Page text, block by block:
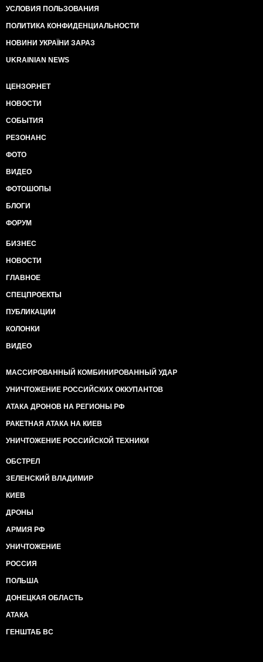
УСЛОВИЯ ПОЛЬЗОВАНИЯ
ПОЛИТИКА КОНФИДЕНЦИАЛЬНОСТИ
НОВИНИ УКРАЇНИ ЗАРАЗ
UKRAINIAN NEWS
ЦЕНЗОР.НЕТ
НОВОСТИ
СОБЫТИЯ
РЕЗОНАНС
ФОТО
ВИДЕО
ФОТОШОПЫ
БЛОГИ
ФОРУМ
БИЗНЕС
НОВОСТИ
ГЛАВНОЕ
СПЕЦПРОЕКТЫ
ПУБЛИКАЦИИ
КОЛОНКИ
ВИДЕО
МАССИРОВАННЫЙ КОМБИНИРОВАННЫЙ УДАР
УНИЧТОЖЕНИЕ РОССИЙСКИХ ОККУПАНТОВ
АТАКА ДРОНОВ НА РЕГИОНЫ РФ
РАКЕТНАЯ АТАКА НА КИЕВ
УНИЧТОЖЕНИЕ РОССИЙСКОЙ ТЕХНИКИ
ОБСТРЕЛ
ЗЕЛЕНСКИЙ ВЛАДИМИР
КИЕВ
ДРОНЫ
АРМИЯ РФ
УНИЧТОЖЕНИЕ
РОССИЯ
ПОЛЬША
ДОНЕЦКАЯ ОБЛАСТЬ
АТАКА
ГЕНШТАБ ВС